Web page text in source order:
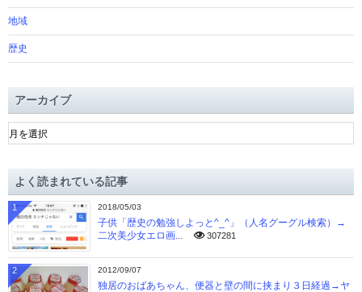
地域
歴史
アーカイブ
ア
ー
ブよく読まれている記事
2018/05/03
子供「歴史の勉強しよっと^_^」（人名グーグル検索）→
二次美少女エロ画...
307281
1
2012/09/07
独居のおばあちゃん、便器と壁の間に挟まり３日経過→ヤ
2